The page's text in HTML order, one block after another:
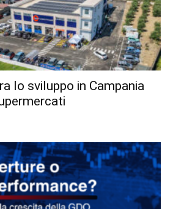
lo sviluppo in Campania